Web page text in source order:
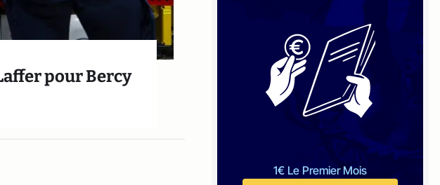
pour Bercy
1€ Le Premier Mois